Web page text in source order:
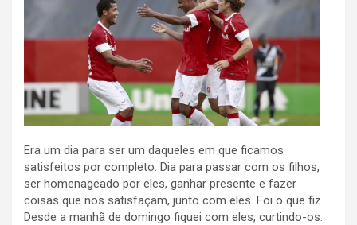
Era um dia para ser um daqueles em que ficamos
satisfeitos por completo. Dia para passar com os filhos,
ser homenageado por eles, ganhar presente e fazer
coisas que nos satisfaçam, junto com eles. Foi o que fiz.
Desde a manhã de domingo fiquei com eles, curtindo-os.